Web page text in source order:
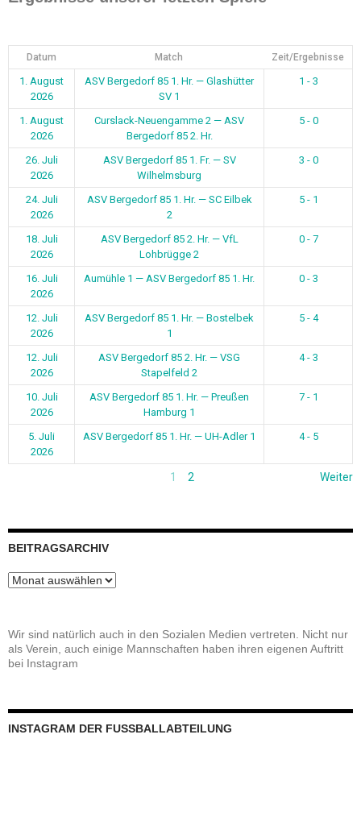
Datum Match Zeit/Ergebnisse
1. August
2026
ASV Bergedorf 85 1. Hr. — Glashütter
SV 1
1 - 3
1. August
2026
Curslack-Neuengamme 2 — ASV
Bergedorf 85 2. Hr.
5 - 0
26. Juli
2026
ASV Bergedorf 85 1. Fr. — SV
Wilhelmsburg
3 - 0
24. Juli
2026
ASV Bergedorf 85 1. Hr. — SC Eilbek
2
5 - 1
18. Juli
2026
ASV Bergedorf 85 2. Hr. — VfL
Lohbrügge 2
0 - 7
16. Juli
2026
Aumühle 1 — ASV Bergedorf 85 1. Hr. 0 - 3
12. Juli
2026
ASV Bergedorf 85 1. Hr. — Bostelbek
1
5 - 4
12. Juli
2026
ASV Bergedorf 85 2. Hr. — VSG
Stapelfeld 2
4 - 3
10. Juli
2026
ASV Bergedorf 85 1. Hr. — Preußen
Hamburg 1
7 - 1
5. Juli
2026
ASV Bergedorf 85 1. Hr. — UH-Adler 1 4 - 5
1 2 Weiter
BEITRAGSARCHIV
Beitragsarchiv
Wir sind natürlich auch in den Sozialen Medien vertreten. Nicht nur
als Verein, auch einige Mannschaften haben ihren eigenen Auftritt
bei Instagram
INSTAGRAM DER FUSSBALLABTEILUNG